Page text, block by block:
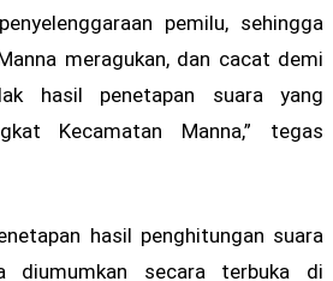
pemilu, sehingga
meragukan, dan cacat demi
hasil penetapan suara yang
Kecamatan Manna,” tegas
hasil penghitungan suara
diumumkan secara terbuka di